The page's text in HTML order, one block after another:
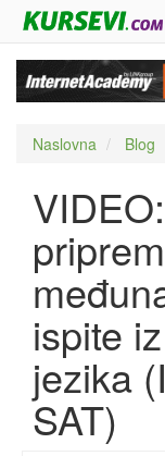
Naslovna Blog
ispite
jezika
SAT)